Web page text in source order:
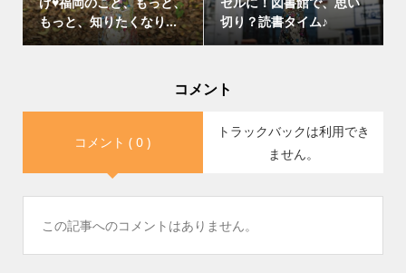
もっと、知りたくなり...
切り？読書タイム♪
コメント
コメント ( 0 )
トラックバックは利用でき
ません。
この記事へのコメントはありません。